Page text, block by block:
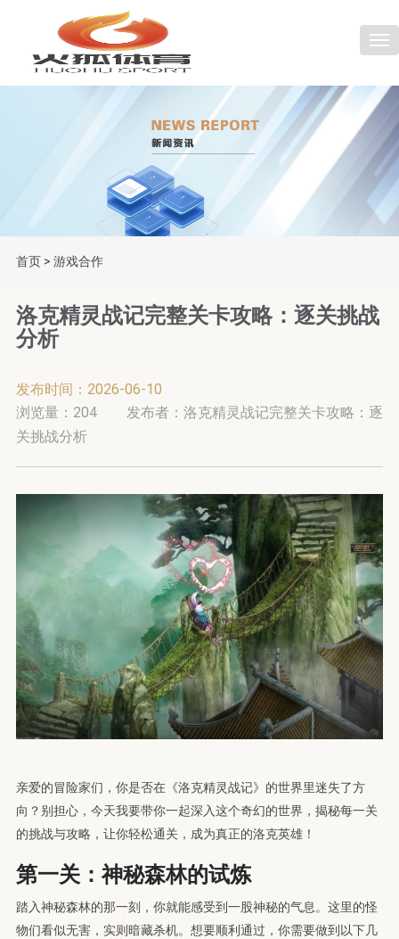
首页> 游戏合作
洛克精灵战记完整关卡攻略：逐关挑战
分析
发布时间：2026-06-10
浏览量： 204
发布者：洛克精灵战记完整关卡攻略：逐
关挑战分析
亲爱的冒险家们，你是否在《洛克精灵战记》的世界里迷失了方
向？别担心，今天我要带你一起深入这个奇幻的世界，揭秘每一关
的挑战与攻略，让你轻松通关，成为真正的洛克英雄！
第一关：神秘森林的试炼
踏入神秘森林的那一刻，你就能感受到一股神秘的气息。这里的怪
物们看似无害，实则暗藏杀机。想要顺利通过，你需要做到以下几